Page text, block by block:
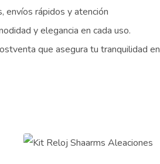
envíos rápidos y atención
y elegancia en cada uso.
que asegura tu tranquilidad en